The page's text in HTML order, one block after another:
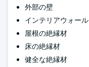
外部の壁
インテリアウォール
屋根の絶縁材
床の絶縁材
健全な絶縁材